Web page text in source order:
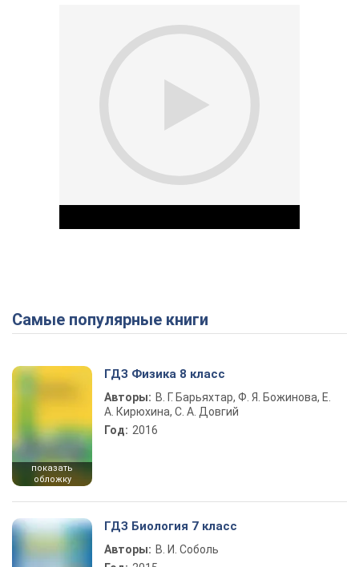
Play Video
Самые популярные книги
показать
обложку
ГДЗ Физика 8 класс
Авторы: В. Г. Барьяхтар, Ф. Я. Божинова, Е.
А. Кирюхина, С. А. Довгий
Год: 2016
ГДЗ Биология 7 класс
Авторы: В. И. Соболь